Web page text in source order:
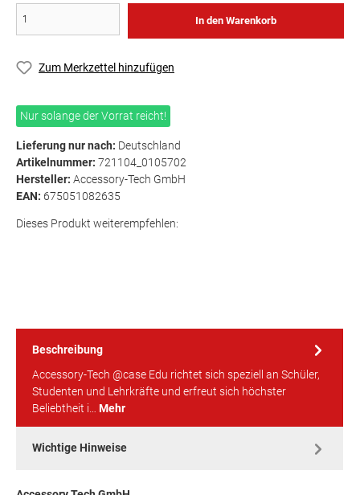
In den Warenkorb
Zum Merkzettel hinzufügen
Nur solange der Vorrat reicht!
Lieferung nur nach: Deutschland
Artikelnummer: 721104_0105702
Hersteller: Accessory-Tech GmbH
EAN: 675051082635
Dieses Produkt weiterempfehlen:
Beschreibung
Accessory-Tech @case Edu richtet sich speziell an Schüler,
Studenten und Lehrkräfte und erfreut sich höchster
Beliebtheit i… Mehr
Wichtige Hinweise